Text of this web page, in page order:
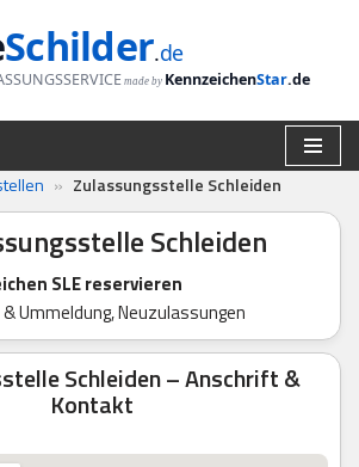
Schilder.de
made by KennzeichenStar.de
» Zulassungsstelle Schleiden
Schleiden
SLE reservieren
Ummeldung, Neuzulassungen
Schleiden – Anschrift &
Kontakt